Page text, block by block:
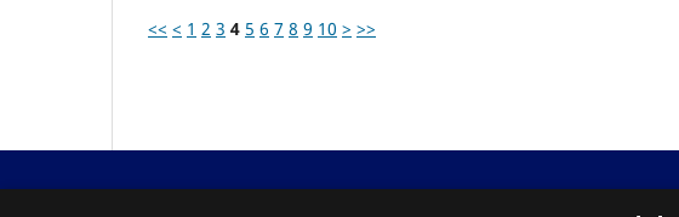
<< < 1 2 3 4 5 6 7 8 9 10 > >>